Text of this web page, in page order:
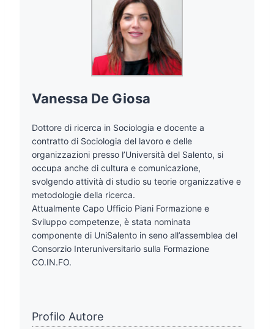
Vanessa De Giosa
Dottore di ricerca in Sociologia e docente a
contratto di Sociologia del lavoro e delle
organizzazioni presso l’Università del Salento, si
occupa anche di cultura e comunicazione,
svolgendo attività di studio su teorie organizzative e
metodologie della ricerca.
Attualmente Capo Ufficio Piani Formazione e
Sviluppo competenze, è stata nominata
componente di UniSalento in seno all’assemblea del
Consorzio Interuniversitario sulla Formazione
CO.IN.FO.
Profilo Autore